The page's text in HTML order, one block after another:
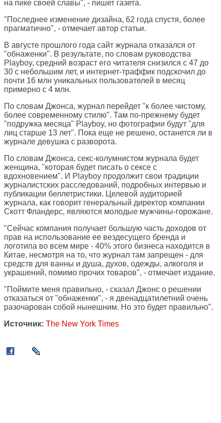
на пике своей славы", - пишет газета.
"Последнее изменение дизайна, 62 года спустя, более
прагматично", - отмечает автор статьи.
В августе прошлого года сайт журнала отказался от
"обнаженки". В результате, по словам руководства
Playboy, средний возраст его читателя снизился с 47 до
30 с небольшим лет, и интернет-траффик подскочил до
почти 16 млн уникальных пользователей в месяц
примерно с 4 млн.
По словам Джонса, журнал перейдет "к более чистому,
более современному стилю". Там по-прежнему будет
"подружка месяца" Playboy, но фотографии будут "для
лиц старше 13 лет". Пока еще не решено, останется ли в
журнале девушка с разворота.
По словам Джонса, секс-колумнистом журнала будет
женщина, "которая будет писать о сексе с
вдохновением". И Playboy продолжит свои традиции
журналистских расследований, подробных интервью и
публикации беллетристики. Целевой аудиторией
журнала, как говорит генеральный директор компании
Скотт Фландерс, являются молодые мужчины-горожане.
"Сейчас компания получает большую часть доходов от
прав на использование ее вездесущего бренда и
логотипа во всем мире - 40% этого бизнеса находится в
Китае, несмотря на то, что журнал там запрещен - для
средств для ванны и душа, духов, одежды, алкоголя и
украшений, помимо прочих товаров", - отмечает издание.
"Поймите меня правильно, - сказал Джонс о решении
отказаться от "обнаженки", - я двенадцатилетний очень
разочарован собой нынешним. Но это будет правильно".
Источник: The New York Times